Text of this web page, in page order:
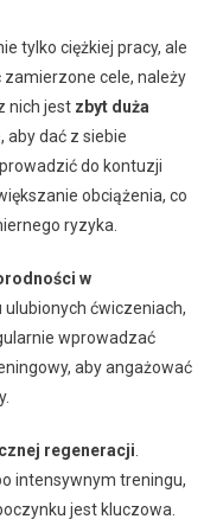
tylko ciężkiej pracy, ale
cele, należy
nich jest zbyt duża
aby dać z siebie
do kontuzji
obciążenia, co
ryzyka.
w
ulubionych ćwiczeniach,
wprowadzać
aby angażować
regeneracji
intensywnym treningu,
jest kluczowa.